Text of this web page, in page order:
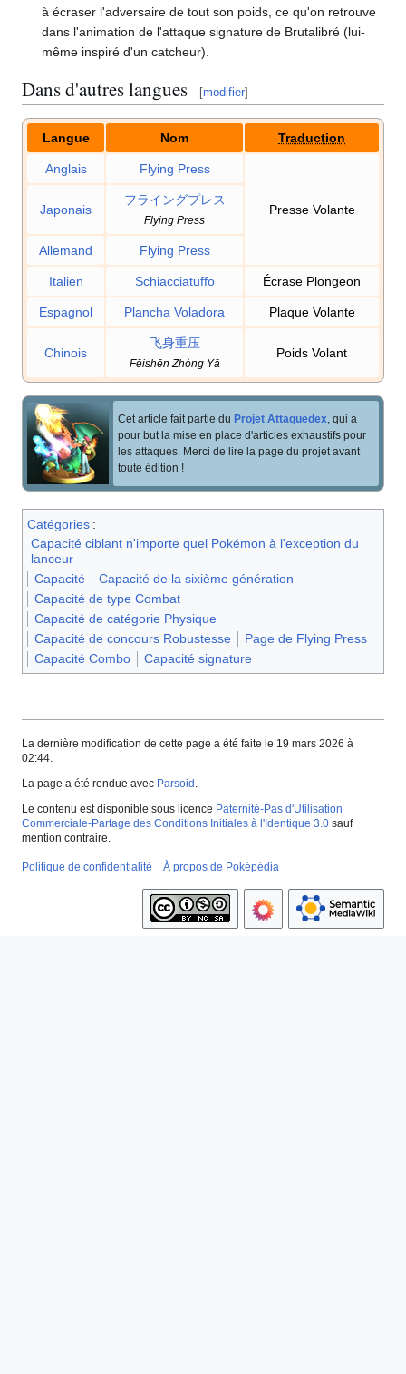
à écraser l'adversaire de tout son poids, ce qu'on retrouve
dans l'animation de l'attaque signature de Brutalibré (lui-
même inspiré d'un catcheur).
Dans d'autres langues [modifier]
Langue Nom Traduction
Anglais Flying Press
Presse Volante
Japonais
フライングプレス
Flying Press
Allemand Flying Press
Italien Schiacciatuffo Écrase Plongeon
Espagnol Plancha Voladora Plaque Volante
Chinois
飞身重压
Fēishēn Zhòng Yā
Poids Volant
Cet article fait partie du Projet Attaquedex, qui a
pour but la mise en place d'articles exhaustifs pour
les attaques. Merci de lire la page du projet avant
toute édition !
Catégories :
Capacité ciblant n'importe quel Pokémon à l'exception du
lanceur
Capacité
Capacité de la sixième génération
Capacité de type Combat
Capacité de catégorie Physique
Capacité de concours Robustesse
Page de Flying Press
Capacité Combo
Capacité signature
La dernière modification de cette page a été faite le 19 mars 2026 à
02:44.
La page a été rendue avec Parsoid.
Le contenu est disponible sous licence Paternité-Pas d'Utilisation
Commerciale-Partage des Conditions Initiales à l'Identique 3.0 sauf
mention contraire.
Politique de confidentialité À propos de Poképédia